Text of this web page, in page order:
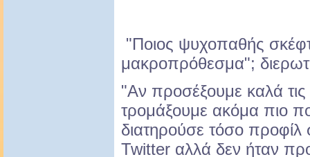
"Ποιος ψυχοπαθής
μακροπρόθεσμα";
"Αν προσέξουμε καλά τις
τρομάξουμε ακόμα πιο
διατηρούσε τόσο προφίλ
Twitter αλλά δεν ήταν